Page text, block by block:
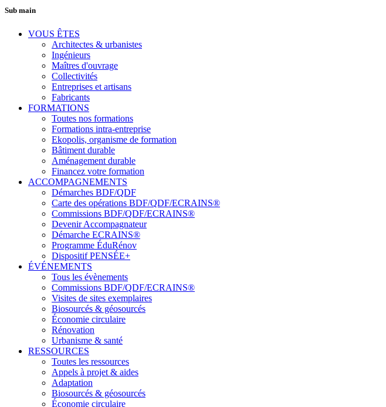
Sub main
VOUS ÊTES
Architectes & urbanistes
Ingénieurs
Maîtres d'ouvrage
Collectivités
Entreprises et artisans
Fabricants
FORMATIONS
Toutes nos formations
Formations intra-entreprise
Ekopolis, organisme de formation
Bâtiment durable
Aménagement durable
Financez votre formation
ACCOMPAGNEMENTS
Démarches BDF/QDF
Carte des opérations BDF/QDF/ECRAINS®
Commissions BDF/QDF/ECRAINS®
Devenir Accompagnateur
Démarche ECRAINS®
Programme ÉduRénov
Dispositif PENSÉE+
ÉVÉNEMENTS
Tous les évènements
Commissions BDF/QDF/ECRAINS®
Visites de sites exemplaires
Biosourcés & géosourcés
Économie circulaire
Rénovation
Urbanisme & santé
RESSOURCES
Toutes les ressources
Appels à projet & aides
Adaptation
Biosourcés & géosourcés
Économie circulaire